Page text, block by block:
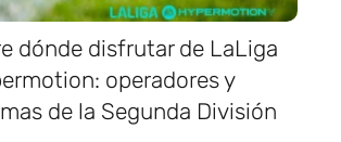
dónde disfrutar de LaLiga
operadores y
de la Segunda División